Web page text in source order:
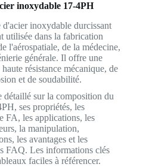
inoxydable 17-4PH
inoxydable durcissant
utilisée dans la fabrication
l'aérospatiale, de la médecine,
générale. Il offre une
résistance mécanique, de
et de soudabilité.
sur la composition du
ses propriétés, les
FA, les applications, les
la manipulation,
les avantages et les
FAQ. Les informations clés
faciles à référencer.